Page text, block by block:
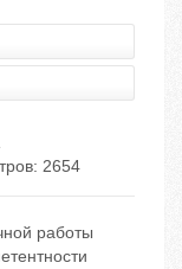
2654
работы